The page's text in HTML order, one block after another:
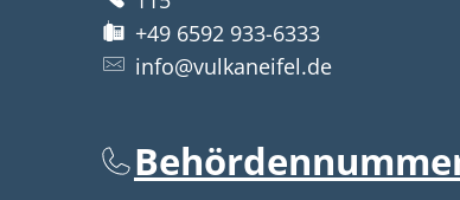
+49 6592 933-6333
info@vulkaneifel.de